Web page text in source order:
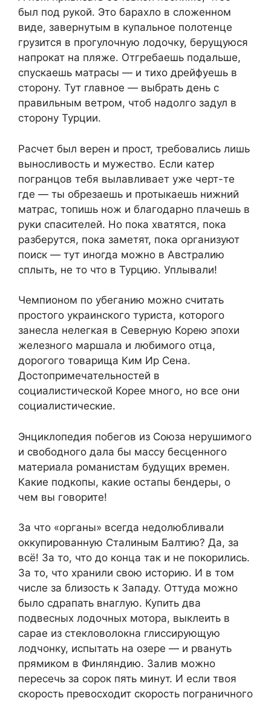
был под рукой. Это барахло в сложенном
виде, завернутым в купальное полотенце
грузится в прогулочную лодочку, берущуюся
напрокат на пляже. Отгребаешь подальше,
спускаешь матрасы — и тихо дрейфуешь в
сторону. Тут главное — выбрать день с
правильным ветром, чтоб надолго задул в
сторону Турции.
Расчет был верен и прост, требовались лишь
выносливость и мужество. Если катер
погранцов тебя вылавливает уже черт-те
где — ты обрезаешь и протыкаешь нижний
матрас, топишь нож и благодарно плачешь в
руки спасителей. Но пока хватятся, пока
разберутся, пока заметят, пока организуют
поиск — тут иногда можно в Австралию
сплыть, не то что в Турцию. Уплывали!
Чемпионом по убеганию можно считать
простого украинского туриста, которого
занесла нелегкая в Северную Корею эпохи
железного маршала и любимого отца,
дорогого товарища Ким Ир Сена.
Достопримечательностей в
социалистической Корее много, но все они
социалистические.
Энциклопедия побегов из Союза нерушимого
и свободного дала бы массу бесценного
материала романистам будущих времен.
Какие подкопы, какие остапы бендеры, о
чем вы говорите!
За что «органы» всегда недолюбливали
оккупированную Сталиным Балтию? Да, за
всё! За то, что до конца так и не покорились.
За то, что хранили свою историю. И в том
числе за близость к Западу. Оттуда можно
было сдрапать внаглую. Купить два
подвесных лодочных мотора, выклеить в
сарае из стекловолокна глиссирующую
лодчонку, испытать на озере — и рвануть
прямиком в Финляндию. Залив можно
пересечь за сорок пять минут. И если твоя
скорость превосходит скорость пограничного